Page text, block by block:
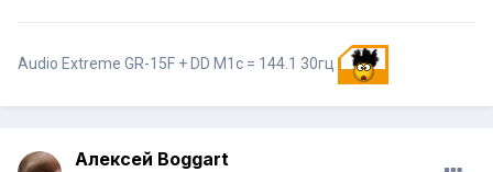
Audio Extreme GR-15F + DD M1c = 144.1 30гц
Алексей Boggart